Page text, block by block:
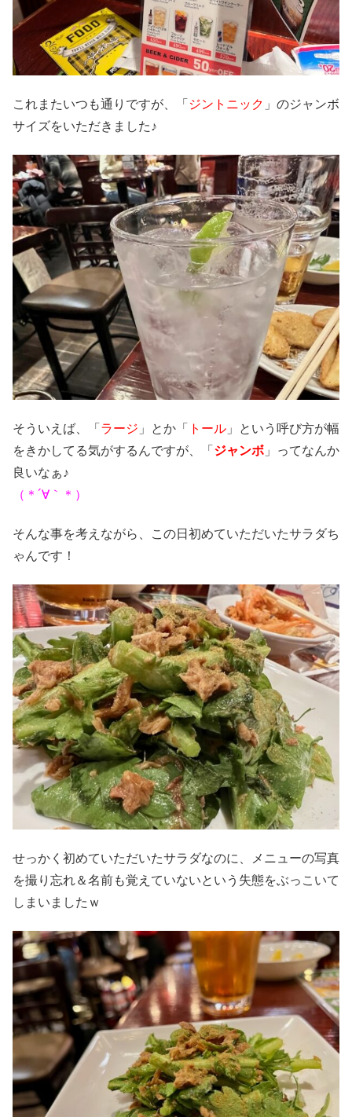
これまたいつも通りですが、「 ジントニック 」のジャンボ
サイズをいただきました♪
そういえば、「 ラージ 」とか「 トール 」という呼び方が幅
をきかしてる気がするんですが、「 ジャンボ 」ってなんか
良いなぁ♪
（＊´∀｀＊）
そんな事を考えながら、この日初めていただいたサラダち
ゃんです！
せっかく初めていただいたサラダなのに、メニューの写真
を撮り忘れ＆名前も覚えていないという失態をぶっこいて
しまいましたｗ